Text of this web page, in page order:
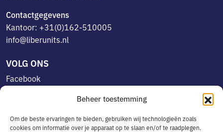
Beheer toestemming
Om de beste ervaringen te bieden, gebruiken wij technologieën zoals
cookies om informatie over je apparaat op te slaan en/of te raadplegen.
Contactgegevens
Kantoor: +31(0)162-510005
info@liberunits.nl
VOLG ONS
Facebook